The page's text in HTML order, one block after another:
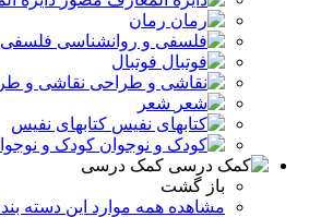
رمان
فلسفی
فوتبال
نقاشی و
شعر
کتابهای نفیس
کودک و
کمک درسی
باز گشت
مشاهده همه موارد این دسته